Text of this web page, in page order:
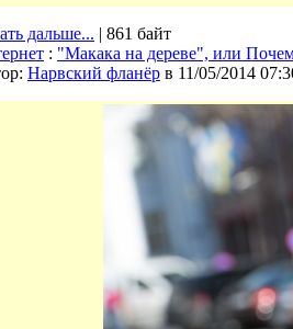
дальше... | 861 байт
: "Макака на дереве", или
Нарвский фланёр в 11/05/2014